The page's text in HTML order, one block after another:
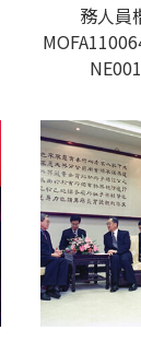
務人員